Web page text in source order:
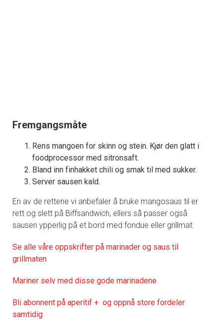
Fremgangsmåte
Rens mangoen for skinn og stein. Kjør den glatt i
foodprocessor med sitronsaft.
Bland inn finhakket chili og smak til med sukker.
Server sausen kald.
En av de rettene vi anbefaler å bruke mangosaus til er
rett og slett på Biffsandwich, ellers så passer også
sausen ypperlig på et bord med fondue eller grillmat.
Se alle våre oppskrifter på marinader og saus til
grillmaten
Mariner selv med disse gode marinadene
Bli abonnent på aperitif + og oppnå store fordeler
samtidig